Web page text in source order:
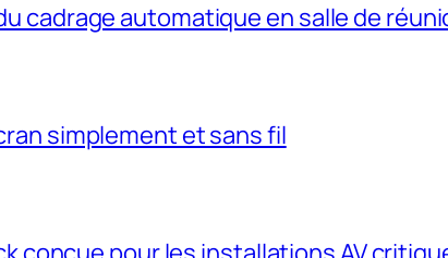
cadrage automatique en salle de
simplement et sans fil